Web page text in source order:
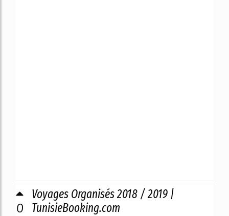
0
Voyages Organisés 2018 / 2019 |
TunisieBooking.com